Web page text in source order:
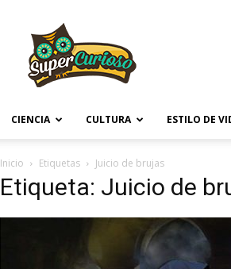
CIENCIA CULTURA ESTILO DE
Inicio Etiquetas Juicio de brujas
Etiqueta: Juicio de